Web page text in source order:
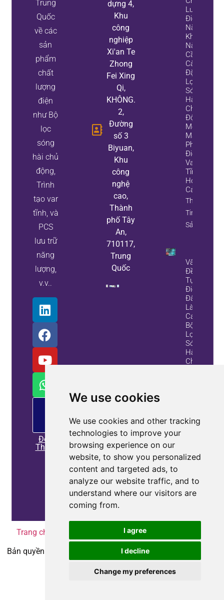
We use cookies
We use cookies and other tracking
technologies to improve your
browsing experience on our
website, to show you personalized
content and targeted ads, to
analyze our website traffic, and to
understand where our visitors are
coming from.
I agree
I decline
Change my preferences
Trung
Quốc
về các
sản
phẩm
chất
lượng
điện
như Bộ
lọc
sóng
hài chủ
động,
Trình
tạo var
tĩnh, và
PCS
lưu trữ
năng
lượng,
v.v..
Đọc
Thêm
dựng 4,
Khu
công
nghiệp
Xi'an Te
Zhong
Fei Xing
Qi,
KHÔNG.
2,
Đường
số 3
Biyuan,
Khu
công
nghệ
cao,
Thành
phố Tây
An,
710117,
Trung
Quốc
Lượng
Điện
Năng:
Khi
Nào
Cần
Cài
Đặt Bộ
Lọc
Sóng
Hài
Chủ
Động,
Một
Máy
Phát
Điện
Var
Tĩnh,
Hoặc
Cả Hai
Thông
Tin Tài
Sản
Vấn
Đề Về
Tụ
Điện?
Đây
Là
Cách
Bộ
Lọc
Sóng
Hài
Chủ
Cấp
Hơn
Tin Tài
Sản
Trang chủ Chính sách bảo mật|Liên hệ với chúng tôi
Bản quyền © 2010-2025 Coepower.com. Tất cả quyền được